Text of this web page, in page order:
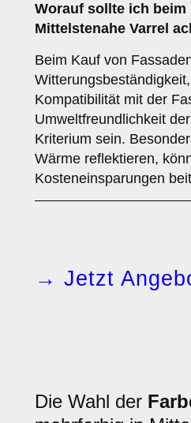
Worauf sollte ich
Mittelstenahe Varrel
Beim Kauf von
Kompatibilität mit der
Umweltfreundlichkeit
Kriterium sein.
Wärme reflektieren,
Kosteneinsparungen
→ Jetzt
Die Wahl der